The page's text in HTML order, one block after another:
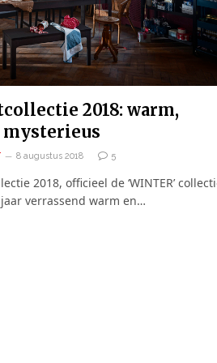
2018: warm,
8 augustus 2018 5
2018, officieel de ‘WINTER’
verrassend warm en…